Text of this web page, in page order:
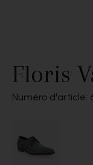
Floris
Numéro d'article: